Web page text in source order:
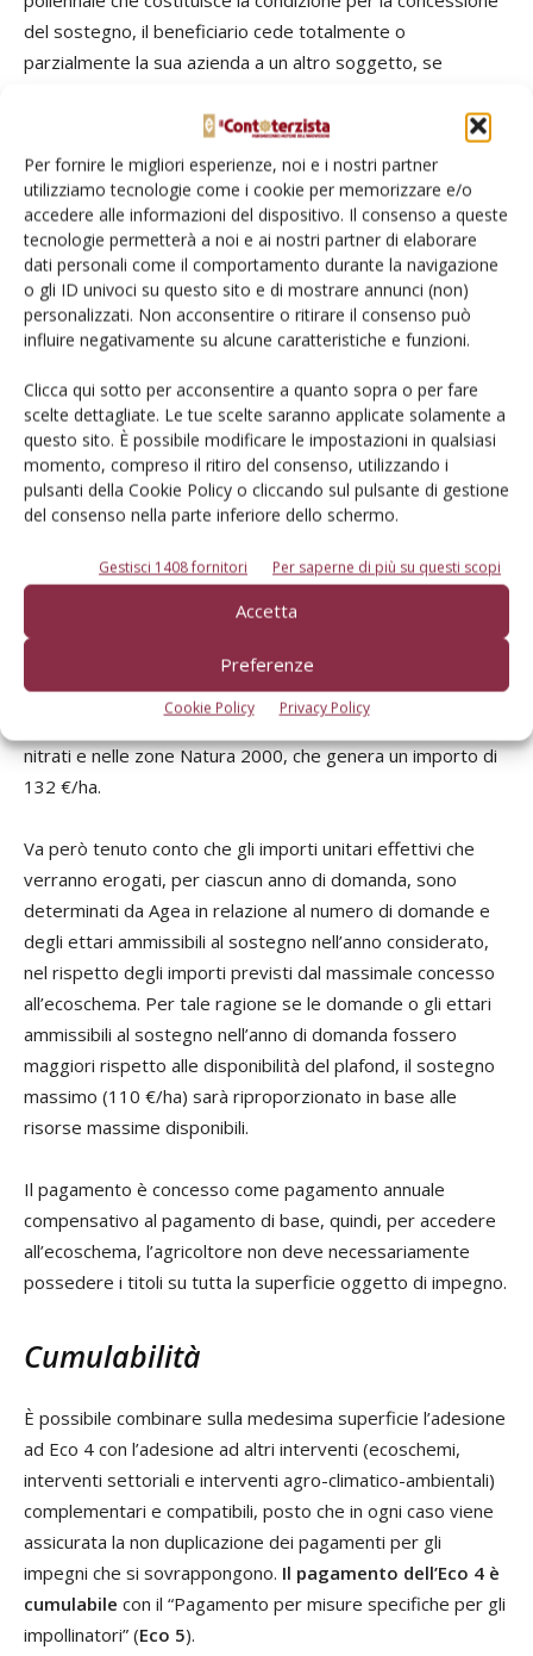
Per fornire le migliori esperienze, noi e i nostri partner
utilizziamo tecnologie come i cookie per memorizzare e/o
accedere alle informazioni del dispositivo. Il consenso a queste
tecnologie permetterà a noi e ai nostri partner di elaborare
dati personali come il comportamento durante la navigazione
o gli ID univoci su questo sito e di mostrare annunci (non)
personalizzati. Non acconsentire o ritirare il consenso può
influire negativamente su alcune caratteristiche e funzioni.
Clicca qui sotto per acconsentire a quanto sopra o per fare
scelte dettagliate. Le tue scelte saranno applicate solamente a
questo sito. È possibile modificare le impostazioni in qualsiasi
momento, compreso il ritiro del consenso, utilizzando i
pulsanti della Cookie Policy o cliccando sul pulsante di gestione
del consenso nella parte inferiore dello schermo.
Gestisci 1408 fornitori Per saperne di più su questi scopi
Accetta
Preferenze
Cookie Policy Privacy Policy
del sostegno, il beneficiario cede totalmente o
parzialmente la sua azienda a un altro soggetto, se
terreno/ai capi animali trasferito/i per il restante periodo,
percepisce il pagamento.
Nel caso di mancato subentro/mancato rispetto
dell’impegno da parte del subentrante, si procede al
recupero dei pagamenti eventualmente già erogati in
favore del cedente.
richiede di prestare molta attenzione nei passaggi di
conduzione tra un agricoltore e un altro che acquisisce
parcelle agricole, per compravendita o affitto. In altre
parole, i contratti di compravendita e di affitto di terreni
dovranno prevedere clausole che assicurino il rispetto
dell’impegno biennale.
Gli importi del pagamento
L’adesione all’ecoschema 4 prevede un pagamento di 110
€/ha, con maggiorazioni (+20%) nelle Zone vulnerabili ai
nitrati e nelle zone Natura 2000, che genera un importo di
132 €/ha.
Va però tenuto conto che gli importi unitari effettivi che
verranno erogati, per ciascun anno di domanda, sono
determinati da Agea in relazione al numero di domande e
degli ettari ammissibili al sostegno nell’anno considerato,
nel rispetto degli importi previsti dal massimale concesso
all’ecoschema. Per tale ragione se le domande o gli ettari
ammissibili al sostegno nell’anno di domanda fossero
maggiori rispetto alle disponibilità del plafond, il sostegno
massimo (110 €/ha) sarà riproporzionato in base alle
risorse massime disponibili.
Il pagamento è concesso come pagamento annuale
compensativo al pagamento di base, quindi, per accedere
all’ecoschema, l’agricoltore non deve necessariamente
possedere i titoli su tutta la superficie oggetto di impegno.
Cumulabilità
È possibile combinare sulla medesima superficie l’adesione
ad Eco 4 con l’adesione ad altri interventi (ecoschemi,
interventi settoriali e interventi agro-climatico-ambientali)
complementari e compatibili, posto che in ogni caso viene
assicurata la non duplicazione dei pagamenti per gli
impegni che si sovrappongono. Il pagamento dell’Eco 4 è
cumulabile con il “Pagamento per misure specifiche per gli
impollinatori” (Eco 5).